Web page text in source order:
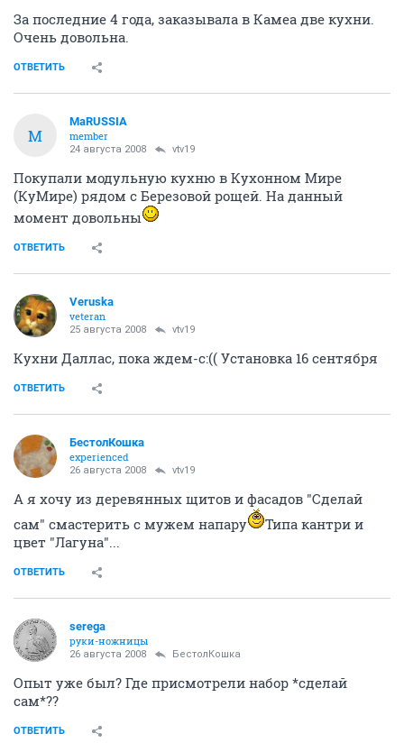
За последние 4 года, заказывала в Камеа две кухни.
Очень довольна.
ОТВЕТИТЬ
M
MaRUSSIA
member
24 августа 2008 vtv19
Покупали модульную кухню в Кухонном Мире
(КуМире) рядом с Березовой рощей. На данный
момент довольны
ОТВЕТИТЬ
Veruska
veteran
25 августа 2008 vtv19
Кухни Даллас, пока ждем-с:(( Установка 16 сентября
ОТВЕТИТЬ
БестолКошка
experienced
26 августа 2008 vtv19
А я хочу из деревянных щитов и фасадов "Сделай
сам" смастерить с мужем напару
Типа кантри и
цвет "Лагуна"...
ОТВЕТИТЬ
serega
руки-ножницы
26 августа 2008 БестолКошка
Опыт уже был? Где присмотрели набор *сделай
сам*??
ОТВЕТИТЬ